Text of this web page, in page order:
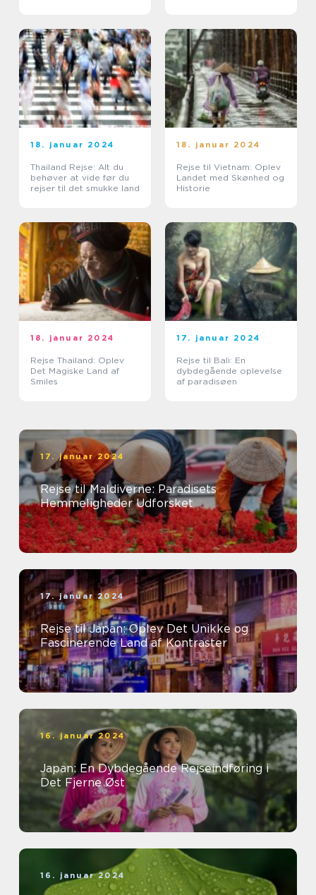
18. januar 2024
Thailand Rejse: Alt du
behøver at vide før du
rejser til det smukke land
18. januar 2024
Rejse til Vietnam: Oplev
Landet med Skønhed og
Historie
18. januar 2024
Rejse Thailand: Oplev
Det Magiske Land af
Smiles
17. januar 2024
Rejse til Bali: En
dybdegående oplevelse
af paradisøen
17. januar 2024
Rejse til Maldiverne: Paradisets
Hemmeligheder Udforsket
17. januar 2024
Rejse til Japan: Oplev Det Unikke og
Fascinerende Land af Kontraster
16. januar 2024
Japan: En Dybdegående Rejseindføring i
Det Fjerne Øst
16. januar 2024